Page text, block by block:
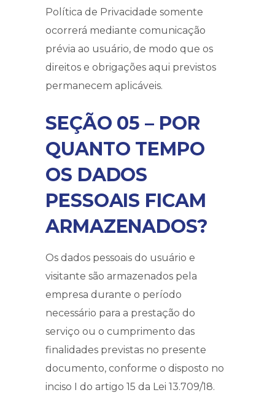
Política de Privacidade somente
ocorrerá mediante comunicação
prévia ao usuário, de modo que os
direitos e obrigações aqui previstos
permanecem aplicáveis.
SEÇÃO 05 – POR
QUANTO TEMPO
OS DADOS
PESSOAIS FICAM
ARMAZENADOS?
Os dados pessoais do usuário e
visitante são armazenados pela
empresa durante o período
necessário para a prestação do
serviço ou o cumprimento das
finalidades previstas no presente
documento, conforme o disposto no
inciso I do artigo 15 da Lei 13.709/18.